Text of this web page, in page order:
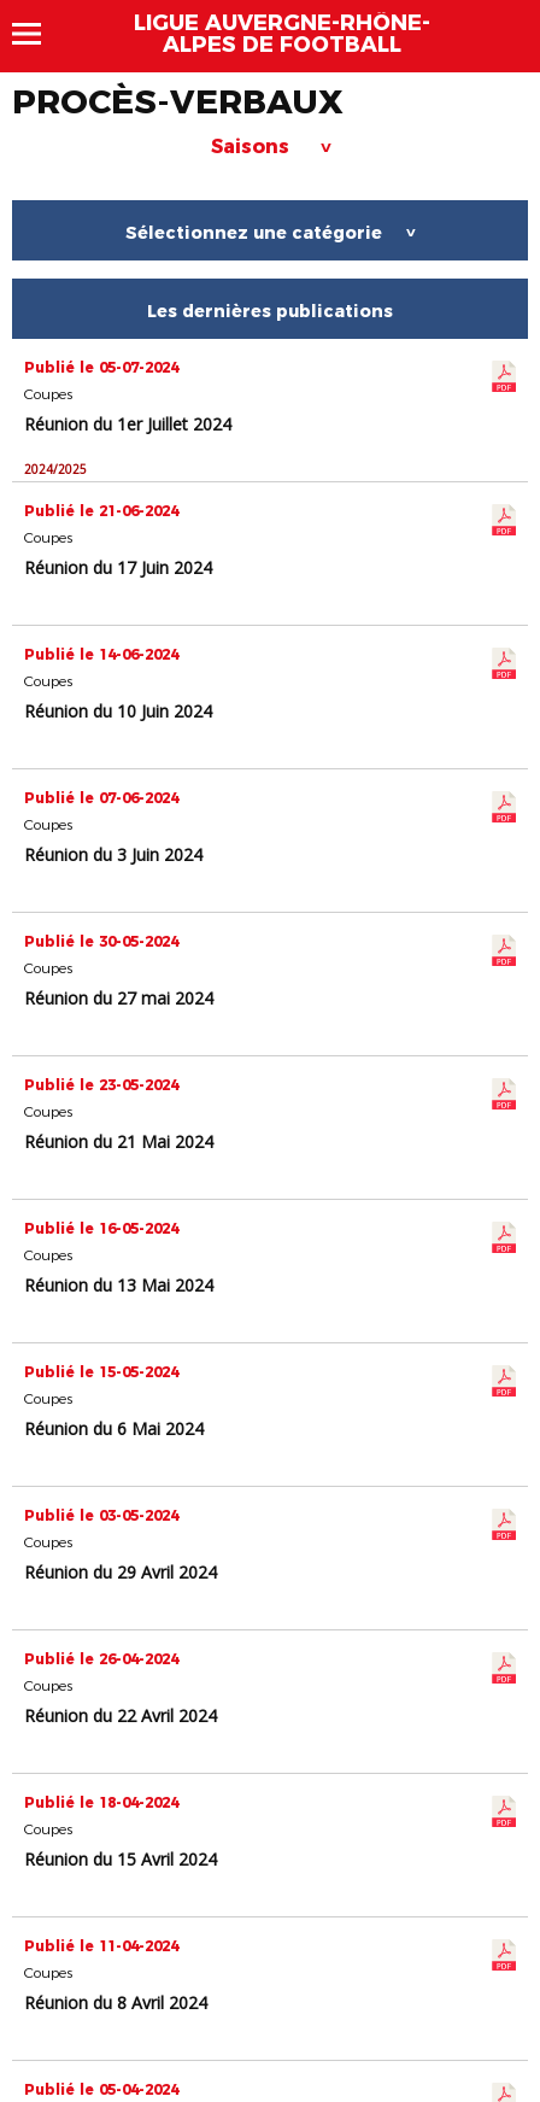
LIGUE AUVERGNE-RHÔNE-
ALPES DE FOOTBALL
PROCÈS-VERBAUX
Saisons >
Sélectionnez une catégorie >
Les dernières publications
Publié le 05-07-2024
Coupes
Réunion du 1er Juillet 2024
2024/2025
Publié le 21-06-2024
Coupes
Réunion du 17 Juin 2024
Publié le 14-06-2024
Coupes
Réunion du 10 Juin 2024
Publié le 07-06-2024
Coupes
Réunion du 3 Juin 2024
Publié le 30-05-2024
Coupes
Réunion du 27 mai 2024
Publié le 23-05-2024
Coupes
Réunion du 21 Mai 2024
Publié le 16-05-2024
Coupes
Réunion du 13 Mai 2024
Publié le 15-05-2024
Coupes
Réunion du 6 Mai 2024
Publié le 03-05-2024
Coupes
Réunion du 29 Avril 2024
Publié le 26-04-2024
Coupes
Réunion du 22 Avril 2024
Publié le 18-04-2024
Coupes
Réunion du 15 Avril 2024
Publié le 11-04-2024
Coupes
Réunion du 8 Avril 2024
Publié le 05-04-2024